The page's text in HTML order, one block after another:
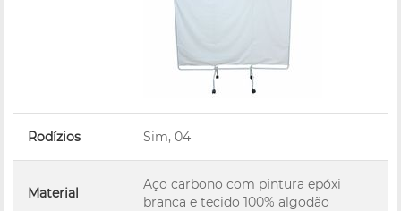
Rodízios Sim, 04
Material
Aço carbono com pintura epóxi
branca e tecido 100% algodão